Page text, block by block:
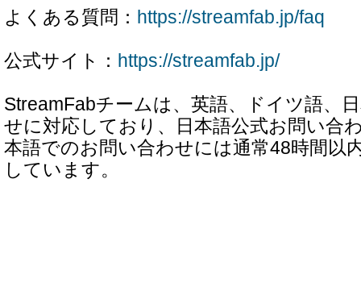
よくある質問： https://streamfab.jp/faq
公式サイト： https://streamfab.jp/
StreamFabチームは、英語、ドイツ語、
せに対応しており、日本語公式お問い合
本語でのお問い合わせには通常48時間以
しています。